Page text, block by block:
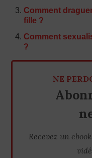
Comment
fille ?
Comment
?
NE
Recevez un